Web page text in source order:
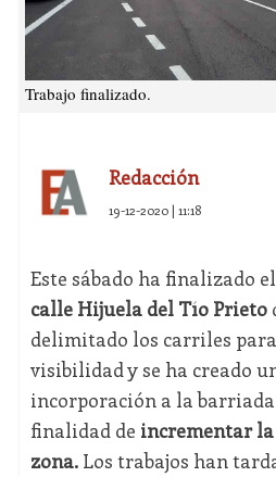
Trabajo finalizado.
Redacción
19-12-2020 | 11:18
Este sábado ha finalizado
calle Hijuela del Tío Prieto
delimitado los carriles
visibilidad y se ha creado
incorporación a la
finalidad de incrementar
zona.Los trabajos han